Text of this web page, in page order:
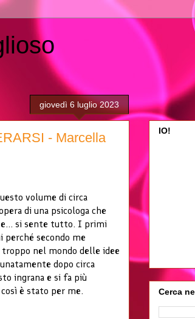
giovedì 6 luglio 2023
- Marcella
volume di circa
di una psicologa che
e... si sente tutto. I primi
secondo me
troppo nel mondo delle idee
dopo circa
ingrana e si fa più
è stato per me.
IO!
Cerca